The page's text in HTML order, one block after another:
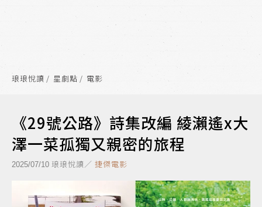
琅琅悅讀 星劇點 電影
《29號公路》詩集改編 綾瀨遙x大
澤一菜孤獨又親密的旅程
2025/07/10 琅琅悅讀／ 捷傑電影